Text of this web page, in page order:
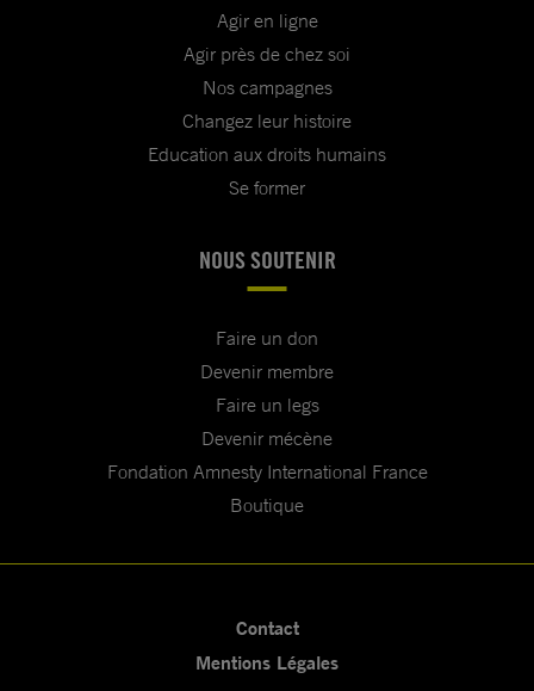
Agir en ligne
Agir près de chez soi
Nos campagnes
Changez leur histoire
Education aux droits humains
Se former
NOUS SOUTENIR
Faire un don
Devenir membre
Faire un legs
Devenir mécène
Fondation Amnesty International France
Boutique
Contact
Mentions Légales